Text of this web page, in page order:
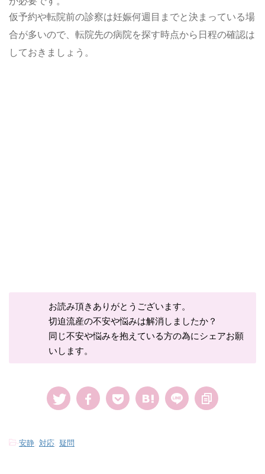
仮予約や転院前の診察は妊娠何週目までと決まっている場
合が多いので、転院先の病院を探す時点から日程の確認は
しておきましょう。
お読み頂きありがとうございます。
切迫流産の不安や悩みは解消しましたか？
同じ不安や悩みを抱えている方の為にシェアお願
いします。
-安静 対応 疑問